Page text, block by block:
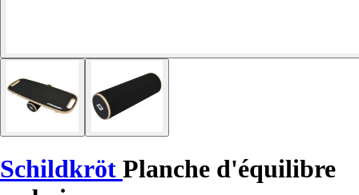
Schildkröt Planche d'équilibre